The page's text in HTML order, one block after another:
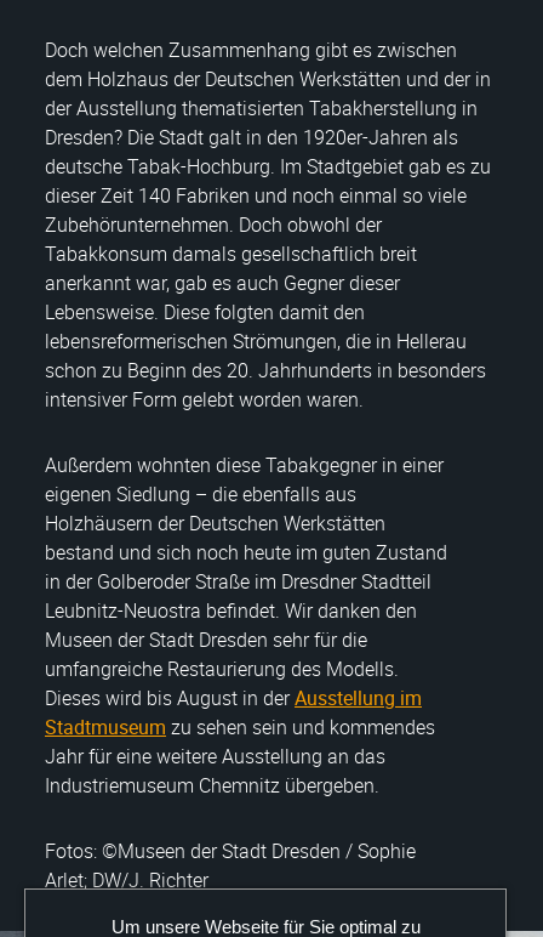
Doch welchen Zusammenhang gibt es zwischen
dem Holzhaus der Deutschen Werkstätten und der in
der Ausstellung thematisierten Tabakherstellung in
Dresden? Die Stadt galt in den 1920er-Jahren als
deutsche Tabak-Hochburg. Im Stadtgebiet gab es zu
dieser Zeit 140 Fabriken und noch einmal so viele
Zubehörunternehmen. Doch obwohl der
Tabakkonsum damals gesellschaftlich breit
anerkannt war, gab es auch Gegner dieser
Lebensweise. Diese folgten damit den
lebensreformerischen Strömungen, die in Hellerau
schon zu Beginn des 20. Jahrhunderts in besonders
intensiver Form gelebt worden waren.
Außerdem wohnten diese Tabakgegner in einer
eigenen Siedlung – die ebenfalls aus
Holzhäusern der Deutschen Werkstätten
bestand und sich noch heute im guten Zustand
in der Golberoder Straße im Dresdner Stadtteil
Leubnitz-Neuostra befindet. Wir danken den
Museen der Stadt Dresden sehr für die
umfangreiche Restaurierung des Modells.
Dieses wird bis August in derAusstellung im
Stadtmuseum zu sehen sein und kommendes
Jahr für eine weitere Ausstellung an das
Industriemuseum Chemnitz übergeben.
Fotos: ©Museen der Stadt Dresden / Sophie
Arlet; DW/J. Richter
Um unsere Webseite für Sie optimal zu